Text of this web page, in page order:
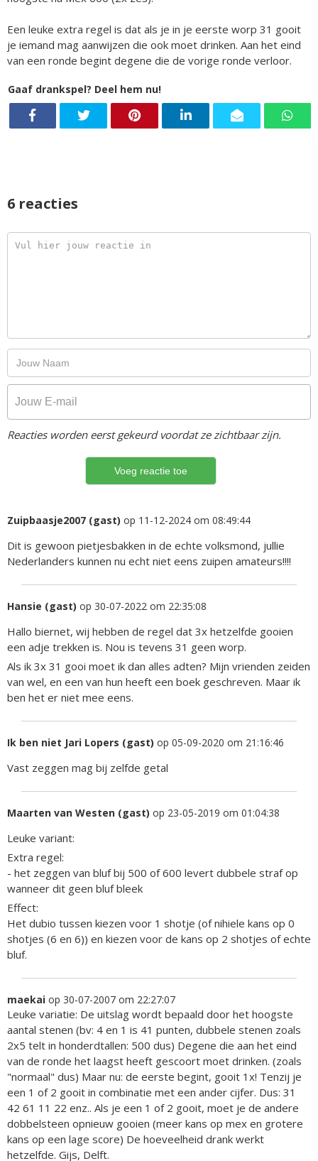
Een leuke extra regel is dat als je in je eerste worp 31 gooit
je iemand mag aanwijzen die ook moet drinken. Aan het eind
van een ronde begint degene die de vorige ronde verloor.
Gaaf drankspel? Deel hem nu!
6 reacties
Reacties worden eerst gekeurd voordat ze zichtbaar zijn.
Zuipbaasje2007 (gast) op 11-12-2024 om 08:49:44
Dit is gewoon pietjesbakken in de echte volksmond, jullie
Nederlanders kunnen nu echt niet eens zuipen amateurs!!!!
Hansie (gast) op 30-07-2022 om 22:35:08
Hallo biernet, wij hebben de regel dat 3x hetzelfde gooien
een adje trekken is. Nou is tevens 31 geen worp.
Als ik 3x 31 gooi moet ik dan alles adten? Mijn vrienden zeiden
van wel, en een van hun heeft een boek geschreven. Maar ik
ben het er niet mee eens.
Ik ben niet Jari Lopers (gast) op 05-09-2020 om 21:16:46
Vast zeggen mag bij zelfde getal
Maarten van Westen (gast) op 23-05-2019 om 01:04:38
Leuke variant:
Extra regel:
- het zeggen van bluf bij 500 of 600 levert dubbele straf op
wanneer dit geen bluf bleek
Effect:
Het dubio tussen kiezen voor 1 shotje (of nihiele kans op 0
shotjes (6 en 6)) en kiezen voor de kans op 2 shotjes of echte
bluf.
maekai op 30-07-2007 om 22:27:07
Leuke variatie: De uitslag wordt bepaald door het hoogste
aantal stenen (bv: 4 en 1 is 41 punten, dubbele stenen zoals
2x5 telt in honderdtallen: 500 dus) Degene die aan het eind
van de ronde het laagst heeft gescoort moet drinken. (zoals
"normaal" dus) Maar nu: de eerste begint, gooit 1x! Tenzij je
een 1 of 2 gooit in combinatie met een ander cijfer. Dus: 31
42 61 11 22 enz.. Als je een 1 of 2 gooit, moet je de andere
dobbelsteen opnieuw gooien (meer kans op mex en grotere
kans op een lage score) De hoeveelheid drank werkt
hetzelfde. Gijs, Delft.